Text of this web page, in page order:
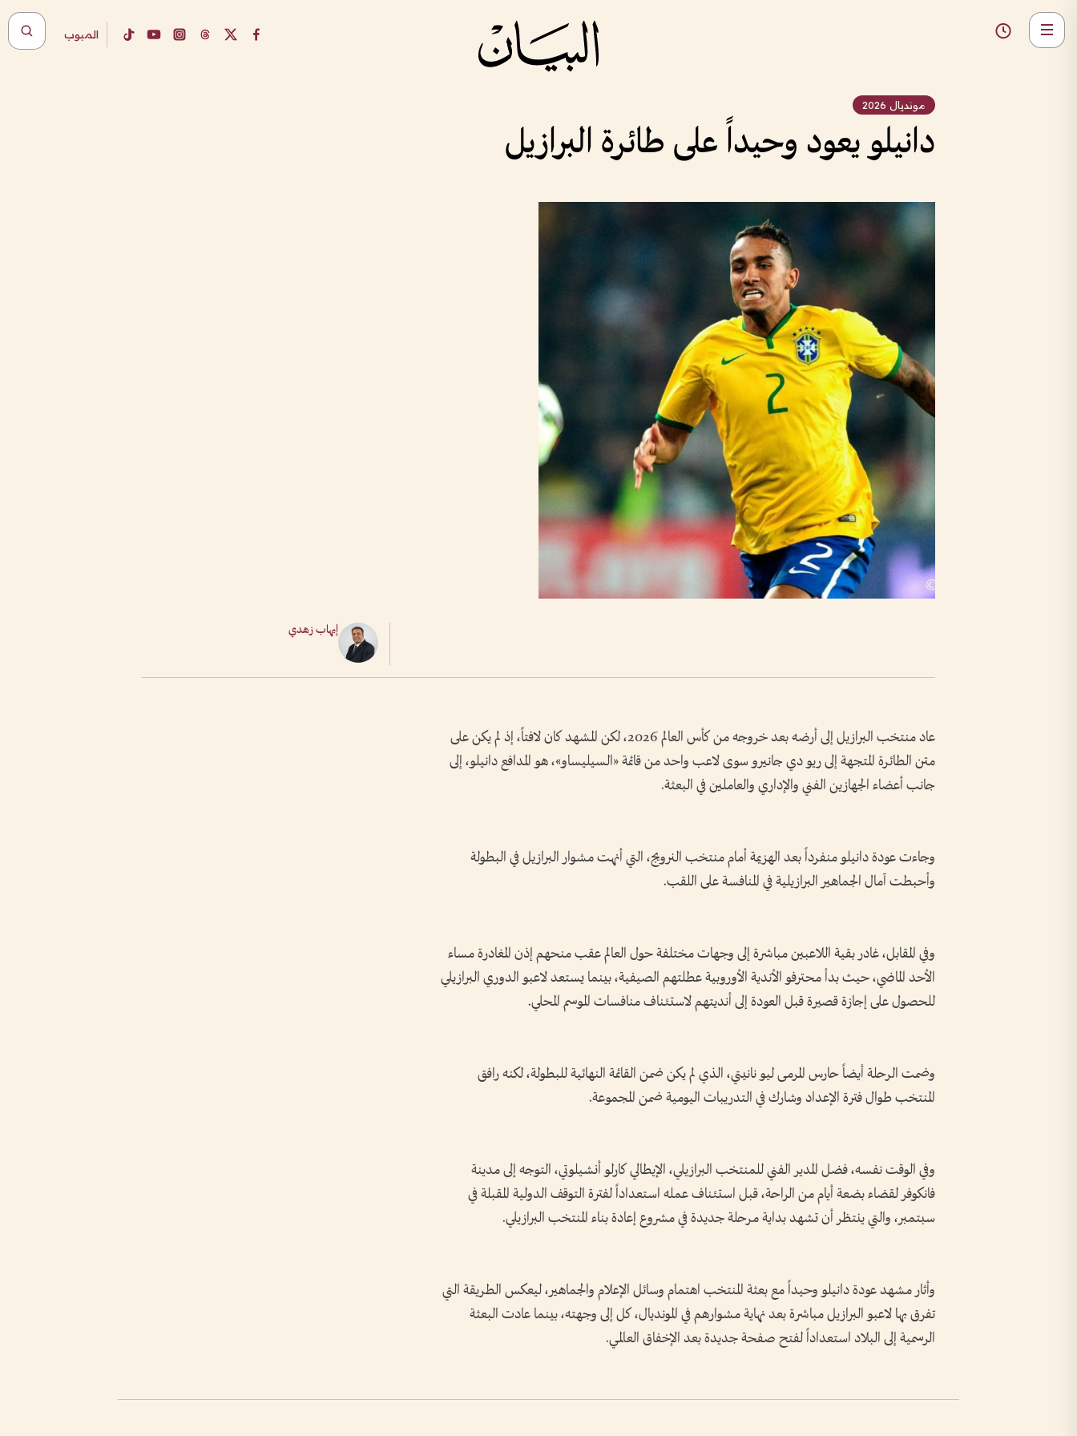
المبوب
مونديال 2026
دانيلو يعود وحيداً على طائرة البرازيل
إيهاب زهدي
عاد منتخب البرازيل إلى أرضه بعد خروجه من كأس العالم 2026، لكن المشهد كان لافتاً، إذ لم يكن على
متن الطائرة المتجهة إلى ريو دي جانيرو سوى لاعب واحد من قائمة «السيليساو»، هو المدافع دانيلو، إلى
جانب أعضاء الجهازين الفني والإداري والعاملين في البعثة.
وجاءت عودة دانيلو منفرداً بعد الهزيمة أمام منتخب النرويج، التي أنهت مشوار البرازيل في البطولة
وأحبطت آمال الجماهير البرازيلية في المنافسة على اللقب.
وفي المقابل، غادر بقية اللاعبين مباشرة إلى وجهات مختلفة حول العالم عقب منحهم إذن المغادرة مساء
الأحد الماضي، حيث بدأ محترفو الأندية الأوروبية عطلتهم الصيفية، بينما يستعد لاعبو الدوري البرازيلي
للحصول على إجازة قصيرة قبل العودة إلى أنديتهم لاستئناف منافسات الموسم المحلي.
وضمت الرحلة أيضاً حارس المرمى ليو نانيتي، الذي لم يكن ضمن القائمة النهائية للبطولة، لكنه رافق
المنتخب طوال فترة الإعداد وشارك في التدريبات اليومية ضمن المجموعة.
وفي الوقت نفسه، فضل المدير الفني للمنتخب البرازيلي، الإيطالي كارلو أنشيلوتي، التوجه إلى مدينة
فانكوفر لقضاء بضعة أيام من الراحة، قبل استئناف عمله استعداداً لفترة التوقف الدولية المقبلة في
سبتمبر، والتي ينتظر أن تشهد بداية مرحلة جديدة في مشروع إعادة بناء المنتخب البرازيلي.
وأثار مشهد عودة دانيلو وحيداً مع بعثة المنتخب اهتمام وسائل الإعلام والجماهير، ليعكس الطريقة التي
تفرق بها لاعبو البرازيل مباشرة بعد نهاية مشوارهم في المونديال، كل إلى وجهته، بينما عادت البعثة
الرسمية إلى البلاد استعداداً لفتح صفحة جديدة بعد الإخفاق العالمي.